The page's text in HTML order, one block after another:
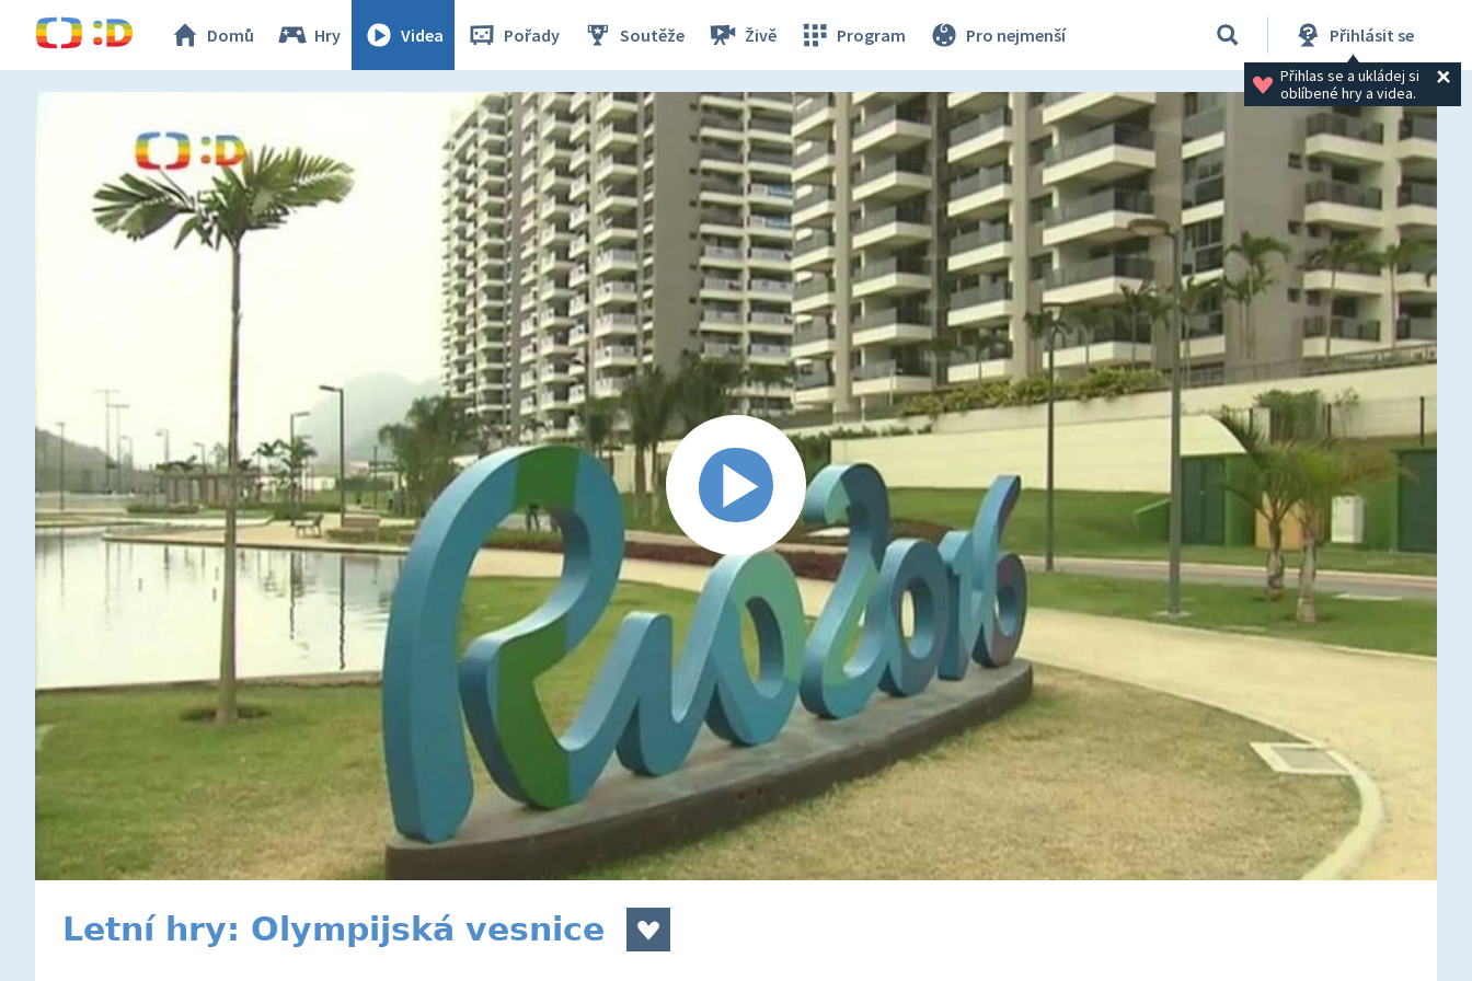
Domů Hry Videa Pořady Soutěže Živě Program Pro nejmenší Přihlásit se
Přihlas se a ukládej si
oblíbené hry a videa.
Letní hry: Olympijská vesnice